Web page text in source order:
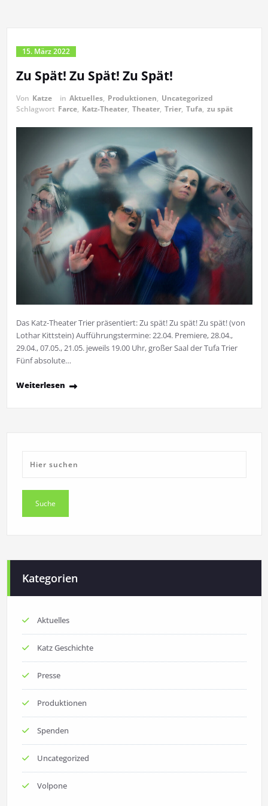
15. März 2022
Zu Spät! Zu Spät! Zu Spät!
Von Katze in Aktuelles, Produktionen, Uncategorized
Schlagwort Farce, Katz-Theater, Theater, Trier, Tufa, zu spät
Das Katz-Theater Trier präsentiert: Zu spät! Zu spät! Zu spät! (von
Lothar Kittstein) Aufführungstermine: 22.04. Premiere, 28.04.,
29.04., 07.05., 21.05. jeweils 19.00 Uhr, großer Saal der Tufa Trier
Fünf absolute…
Weiterlesen
Kategorien
Aktuelles
Katz Geschichte
Presse
Produktionen
Spenden
Uncategorized
Volpone